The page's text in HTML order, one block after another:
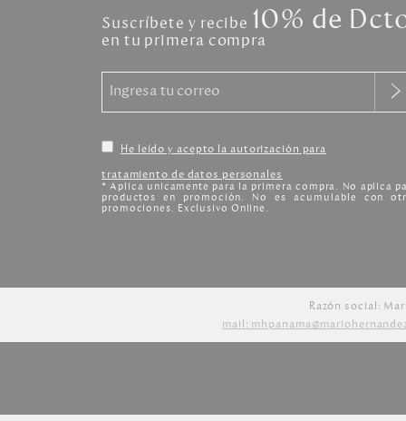
Suscríbete y recibe 10% de
en tu primera compra
He leído y acepto la autorización para
tratamiento de datos personales.
* Aplica unicamente para la primera compra. No aplica
productos en promoción. No es acumulable con
promociones. Exclusivo Online.
Razón social:
mail: